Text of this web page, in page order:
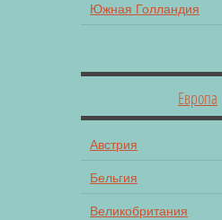
Южная Голландия
Европа
Австрия
Бельгия
Великобритания